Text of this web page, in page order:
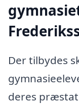
Der tilbydes
deres